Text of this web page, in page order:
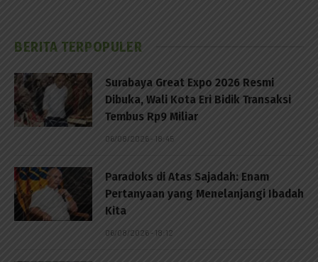
BERITA TERPOPULER
Surabaya Great Expo 2026 Resmi
Dibuka, Wali Kota Eri Bidik Transaksi
Tembus Rp9 Miliar
06/08/2026 - 18:45
Paradoks di Atas Sajadah: Enam
Pertanyaan yang Menelanjangi Ibadah
Kita
06/08/2026 - 18:12